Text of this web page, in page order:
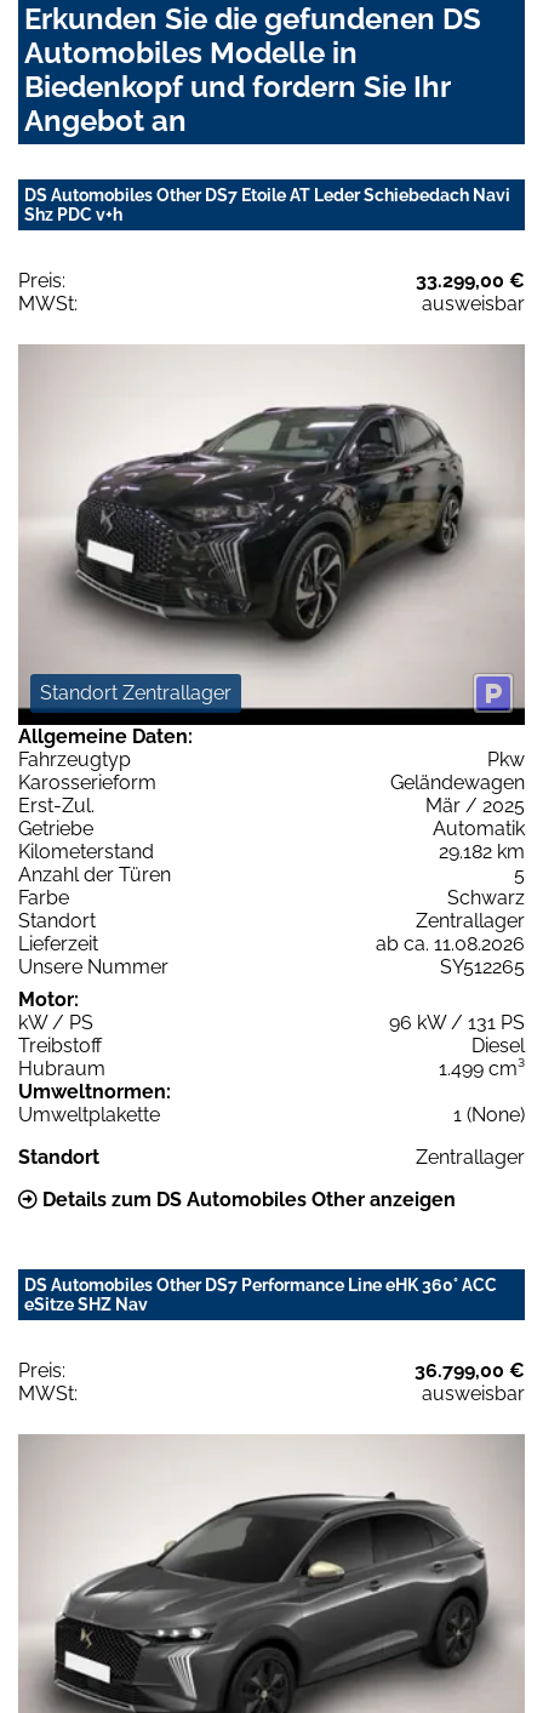
Erkunden Sie die gefundenen DS
Automobiles Modelle in
Biedenkopf und fordern Sie Ihr
Angebot an
DS Automobiles Other DS7 Etoile AT Leder Schiebedach Navi
Shz PDC v+h
Preis:
33.299,00 €
MWSt:
ausweisbar
Standort Zentrallager
Allgemeine Daten:
Fahrzeugtyp
Pkw
Karosserieform
Geländewagen
Erst-Zul.
Mär / 2025
Getriebe
Automatik
Kilometerstand
29.182 km
Anzahl der Türen
5
Farbe
Schwarz
Standort
Zentrallager
Lieferzeit
ab ca. 11.08.2026
Unsere Nummer
SY512265
Motor:
kW / PS
96 kW / 131 PS
Treibstoff
Diesel
Hubraum
1.499 cm³
Umweltnormen:
Umweltplakette
1 (None)
Standort
Zentrallager
Details zum DS Automobiles Other anzeigen
DS Automobiles Other DS7 Performance Line eHK 360° ACC
eSitze SHZ Nav
Preis:
36.799,00 €
MWSt:
ausweisbar